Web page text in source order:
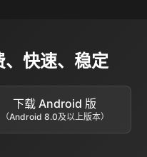
、快速、稳定
下载 Android 版
（Android 8.0及以上版本）